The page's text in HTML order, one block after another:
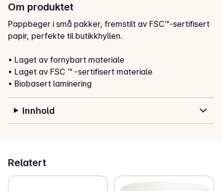
Om produktet
Pappbeger i små pakker, fremstilt av FSC™-sertifisert
papir, perfekte til butikkhyllen.
• Laget av fornybart materiale
• Laget av FSC ™ -sertifisert materiale
• Biobasert laminering
Innhold
Relatert